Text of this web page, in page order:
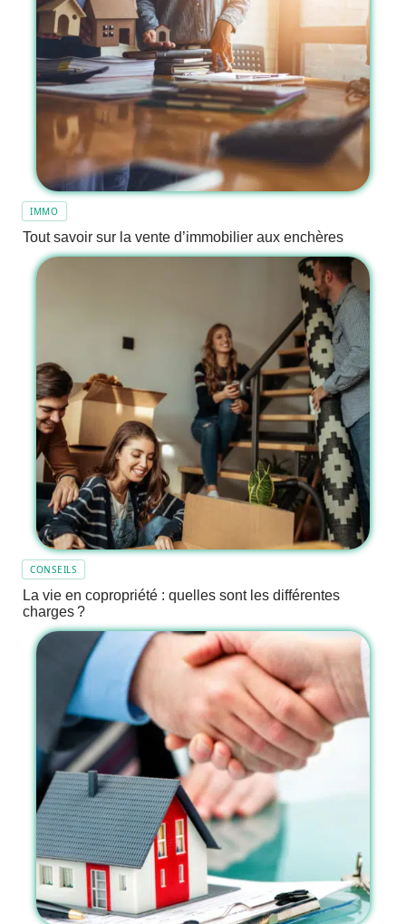
IMMO
Tout savoir sur la vente d’immobilier aux enchères
CONSEILS
La vie en copropriété : quelles sont les différentes
charges ?